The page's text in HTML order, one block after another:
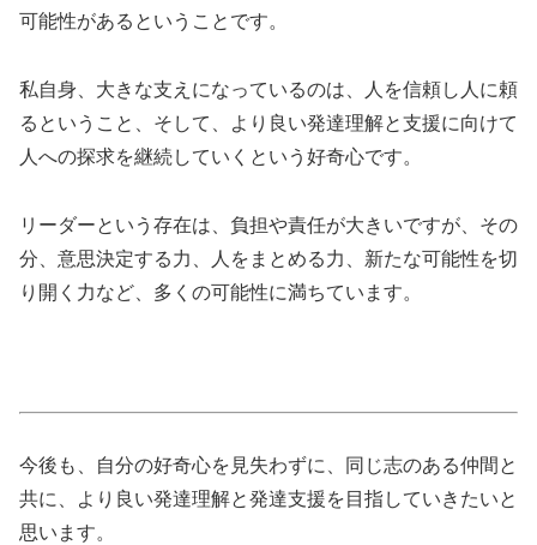
可能性があるということです。
私自身、大きな支えになっているのは、人を信頼し人に頼
るということ、そして、より良い発達理解と支援に向けて
人への探求を継続していくという好奇心です。
リーダーという存在は、負担や責任が大きいですが、その
分、意思決定する力、人をまとめる力、新たな可能性を切
り開く力など、多くの可能性に満ちています。
今後も、自分の好奇心を見失わずに、同じ志のある仲間と
共に、より良い発達理解と発達支援を目指していきたいと
思います。